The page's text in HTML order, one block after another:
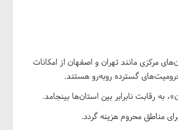
مرکزی مانند تهران و اصفهان از امکانات
گسترده روبه‌رو هستند.
به رقابت نابرابر بین استان‌ها بینجامد.
مناطق محروم هزینه گردد.